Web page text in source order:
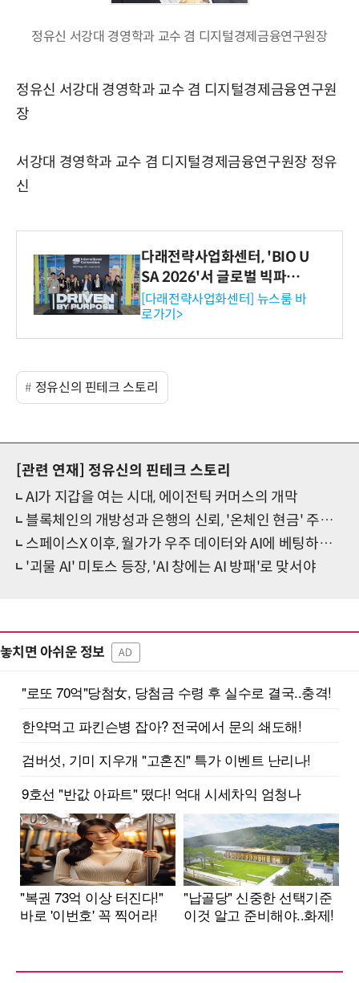
정유신 서강대 경영학과 교수 겸 디지털경제금융연구원장
정유신 서강대 경영학과 교수 겸 디지털경제금융연구원
장
서강대 경영학과 교수 겸 디지털경제금융연구원장 정유
신
다래전략사업화센터, 'BIO U
SA 2026'서 글로벌 빅파마
와의 비즈니스 미팅 지원…K
-바이오 해외 진출 교두보 확
보
[다래전략사업화센터] 뉴스룸 바
로가기>
정유신의 핀테크 스토리
[관련 연재]
정유신의 핀테크 스토리
AI가 지갑을 여는 시대, 에이전틱 커머스의 개막
블록체인의 개방성과 은행의 신뢰, '온체인 현금' 주도권 경쟁
스페이스X 이후, 월가가 우주 데이터와 AI에 베팅하는 이유
'괴물 AI' 미토스 등장, 'AI 창에는 AI 방패'로 맞서야
놓치면 아쉬운 정보 AD